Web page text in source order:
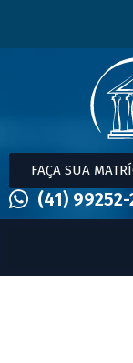
FAÇA SUA
(41)